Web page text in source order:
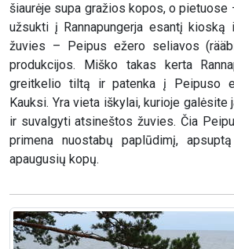
šiaurėje supa gražios kopos, o pietuose
užsukti į Rannapungerja esantį
žuvies – Peipus ežero seliavos
produkcijos. Miško takas kerta
greitkelio tiltą ir patenka į Peipuso
Kauksi. Yra vieta iškylai, kurioje galėsite
ir suvalgyti atsineštos žuvies. Čia
primena nuostabų paplūdimį,
apaugusių kopų.